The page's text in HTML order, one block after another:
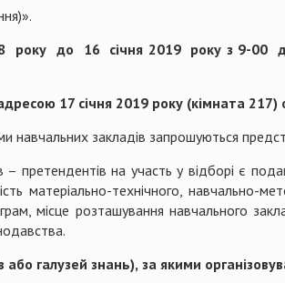
року до 16 січня 2019 року з 9-00
17 січня 2019 року (кімната 217)
навчальних закладів запрошуються
– претендентів на участь у відборі є
матеріально-технічного,
місце розташування навчального
або галузей знань), за якими